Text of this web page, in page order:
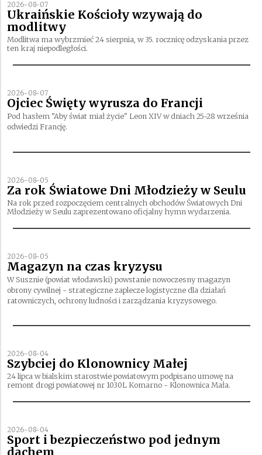
2026-08-07
Ukraińskie Kościoły wzywają do
modlitwy
Modlitwa ma wybrzmieć 24 sierpnia, w 35. rocznicę odzyskania przez
ten kraj niepodległości.
2026-08-07
Ojciec Święty wyrusza do Francji
Pod hasłem "Aby świat miał życie" Leon XIV w dniach 25-28 września
odwiedzi Francję.
2026-08-05
Za rok Światowe Dni Młodzieży w Seulu
Na rok przed rozpoczęciem centralnych obchodów Światowych Dni
Młodzieży w Seulu zaprezentowano oficjalny hymn wydarzenia.
2026-08-05
Magazyn na czas kryzysu
W Susznie (powiat włodawski) powstanie nowoczesny magazyn
obrony cywilnej - strategiczne zaplecze logistyczne dla działań
ratowniczych, ochrony ludności i zarządzania kryzysowego.
2026-08-04
Szybciej do Klonownicy Małej
24 lipca w bialskim starostwie powiatowym podpisano umowę na
remont drogi powiatowej nr 1030L Komarno - Klonownica Mała.
2026-08-04
Sport i bezpieczeństwo pod jednym